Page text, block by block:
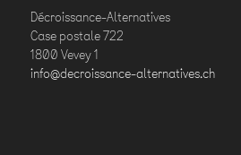
Décroissance-Alternatives
Case postale 722
1800 Vevey 1
info@decroissance-alternatives.ch